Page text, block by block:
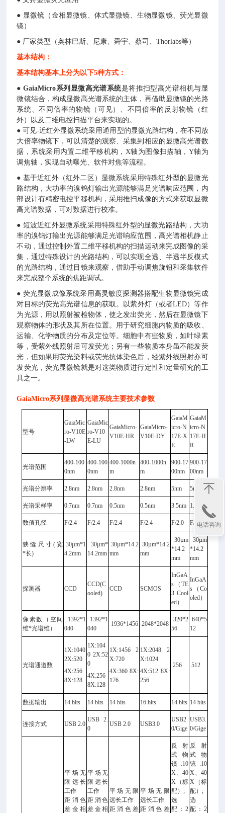
● 显微镜（金相显微镜、体式显微镜、生物显微镜、荧光显微
镜）
● 厂家类型（奥林巴斯、尼康、舜宇、蔡司、Thorlabs等）
基本结构：
基本结构基本上分为以下5种方式：
●GaiaMicro系列显微高光谱系统是将推扫型高光谱相机与显
微镜结合，构成显微高光谱系统的主体，再借助显微镜的光路
系统、不同倍率的物镜（可见）、不同倍率的反射物镜（红
外）以及二维电控扫描平台来实现的。
● 可见-近红外显微系统采用通用型的显微光路结构，在不同放
大倍率物镜下，可以清楚的观察、采集到相应的显微高光谱数
据，系统采用内置二维平移机构，X轴为图像扫描轴，Y轴为
调焦轴，实现自动曝光、软件对焦等流程。
● 基于近红外（红外二区）显微系统采用特殊红外型的显微光
路结构，大功率的溴钨灯输出光源能够满足光谱响应范围，内
部设计有精密电控平移机构，采用推扫成像的方式来获取显微
高光谱数据，可对数据进行校准。
● 短波近红外显微系统采用特殊红外型的显微光路结构，大功
率的溴钨灯输出光源能够满足光谱响应范围，高光谱相机静止
不动，通过控制外置二维平移机构的扫描运动来完成图像的采
集，通过特殊设计的光路结构，可以实现全透、半透半反模式
的光路结构，通过目镜来观察，借助手动调焦旋钮和采集软件
来完成整个系统的焦距调试。
● 荧光显微成像系统采用高灵敏度探测器搭配生物显微镜完成
对目标的荧光高光谱信息的获取。以紫外灯（或者LED）等作
为光源，用以照射被检物体，使之发出荧光，然后在显微镜下
观察物体的形状及其所在位置。用于研究细胞内物质的吸收、
运输、化学物质的分布及定位等。细胞中有些物质，如叶绿素
等，受紫外线照射后可发荧光；另有一些物质本身虽不能发荧
光，但如果用荧光染料或荧光抗体染色后，经紫外线照射亦可
发荧光，荧光显微镜就是对这类物质进行定性和定量研究的工
具之一。
GaiaMicro系列显微高光谱系统主要技术参数
型号
GaiaMic
ro-V10E
-LW
GaiaMic
ro-V10
E-LU
GaiaMicro-
V10E-HR
GaiaMicro-
V10E-DY
GaiaM
icro-N
17E-X
E
GaiaM
icro-N
17E-H
R
光谱范围
400-100
0nm
400-100
0nm
400-1000n
m
400-1000n
m
900-17
00nm
900-17
00nm
光谱分辨率 2.8nm 2.8nm 2.8nm 2.8nm 5nm 5nm
光谱采样率 0.7nm 0.7nm 0.5nm 0.5nm 3.5nm 1.8nm
数值孔径 F/2.4 F/2.4 F/2.4 F/2.4 F/2.0 F/2.0
狭 缝 尺 寸 ( 宽
*长)
30µm*1
4.2mm
30µm*
14.2mm
30µm*14.2
mm
30µm*14.2
mm
30µm
*14.2
mm
30µm
*14.2
mm
探测器 CCD
CCD(C
ooled)
CCD SCMOS
InGaA
s（TE
3 Cool
ed）
InGaA
s（Co
oled）
像素数（空间
维*光谱维）
1392*1
040
1392*1
040
1936*1456 2048*2048
320*2
56
640*5
12
光谱通道数
1X:1040
2X:520
4X:256
8X:128
1X:104
0 2X:52
0
4X:256
8X:128
1X:1456 2
X:720
4X:360 8X:
176
1X:2048 2
X:1024
4X:512 8X:
256
256 512
数据输出 14 bits 14 bits 14 bits 16 bits 14 bits 14 bits
连接方式 USB 2.0
USB 2.
0
USB 2.0 USB3.0
USB2.
0/Gige
USB3.
0/Gige
平场无
限远长
工作
距消色
差金相
平场无
限远长
工作
距消色
差金相
平场无限
远长工作
距消色差
平场无限
远长工作
距消色差
反射
式物
镜:10
X、40
X （标
配）;
选
配：2
反射
式物
镜:10
X、40
X （标
配）;
选
配：2
电话咨询